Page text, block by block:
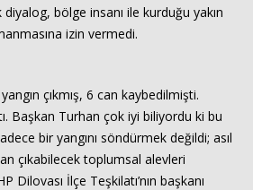
bölge insanı ile kurduğu yakın
izin vermedi.
çıkmış, 6 can kaybedilmişti.
Başkan Turhan çok iyi biliyordu ki bu
bir yangını söndürmek değildi; asıl
çıkabilecek toplumsal alevleri
Dilovası İlçe Teşkilatı’nın başkanı